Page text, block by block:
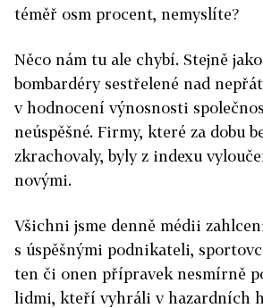
téměř osm procent, nemyslíte?
Něco nám tu ale chybí. Stejně
bombardéry sestřelené nad
v hodnocení výnosnosti
neúspěšné. Firmy, které za dobu
zkrachovaly, byly z indexu
novými.
Všichni jsme denně médii
s úspěšnými podnikateli,
ten či onen přípravek nesmírně
lidmi, kteří vyhráli v hazardních